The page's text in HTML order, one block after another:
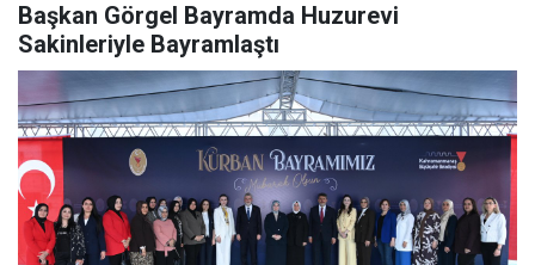
Başkan Görgel Bayramda Huzurevi
Sakinleriyle Bayramlaştı